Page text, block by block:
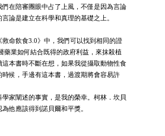
在陪審團眼中占了上風，不僅是因為言論
論是建立在科學和真理的基礎之上。
命飲食3.0》中，我們可以找到相同的證
藥業如何結合既得的政府利益，來抹殺植
本書時不斷在想，如果我從攝取動物性食
候，手邊有這本書，過渡期將會容易許
家闡述的事實，是我的榮幸。柯林．坎貝
他應該得到諾貝爾和平獎。